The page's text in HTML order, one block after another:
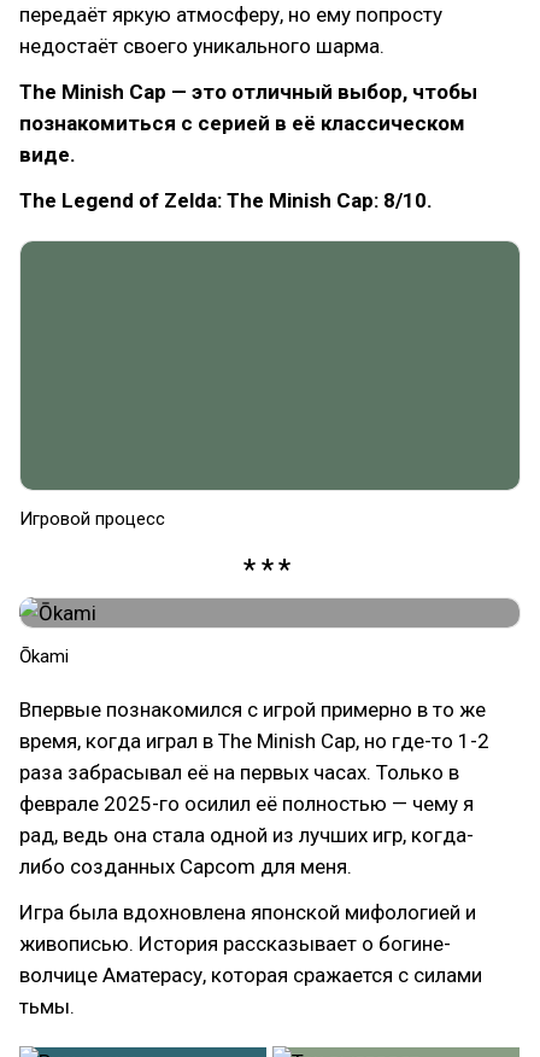
передаёт яркую атмосферу, но ему попросту
недостаёт своего уникального шарма.
The Minish Cap — это отличный выбор, чтобы
познакомиться с серией в её классическом
виде.
The Legend of Zelda: The Minish Cap: 8/10.
Игровой процесс
Ōkami
Впервые познакомился с игрой примерно в то же
время, когда играл в The Minish Cap, но где-то 1-2
раза забрасывал её на первых часах. Только в
феврале 2025-го осилил её полностью — чему я
рад, ведь она стала одной из лучших игр, когда-
либо созданных Capcom для меня.
Игра была вдохновлена японской мифологией и
живописью. История рассказывает о богине-
волчице Аматерасу, которая сражается с силами
тьмы.